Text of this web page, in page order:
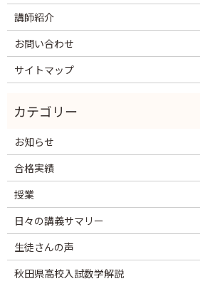
講師紹介
お問い合わせ
サイトマップ
お知らせ
合格実績
授業
日々の講義サマリー
生徒さんの声
秋田県高校入試数学解説